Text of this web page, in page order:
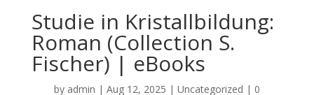
Studie in Kristallbildung:
Roman (Collection S.
Fischer) | eBooks
by admin | Aug 12, 2025 | Uncategorized | 0